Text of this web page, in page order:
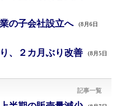
の子会社設立へ (8月6日
、２カ月ぶり改善 (8月5日
記事一覧